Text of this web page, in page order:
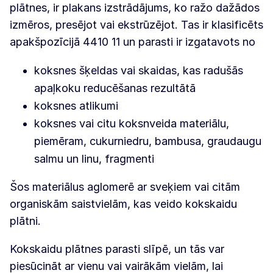
plātnes, ir plakans izstrādājums, ko ražo dažādos
izmēros, presējot vai ekstrūzējot. Tas ir klasificēts
apakšpozīcijā 4410 11 un parasti ir izgatavots no
koksnes šķeldas vai skaidas, kas radušās
apaļkoku reducēšanas rezultātā
koksnes atlikumi
koksnes vai citu koksnveida materiālu,
piemēram, cukurniedru, bambusa, graudaugu
salmu un linu, fragmenti
Šos materiālus aglomerē ar sveķiem vai citām
organiskām saistvielām, kas veido kokskaidu
plātni.
Kokskaidu plātnes parasti slīpē, un tās var
piesūcināt ar vienu vai vairākām vielām, lai